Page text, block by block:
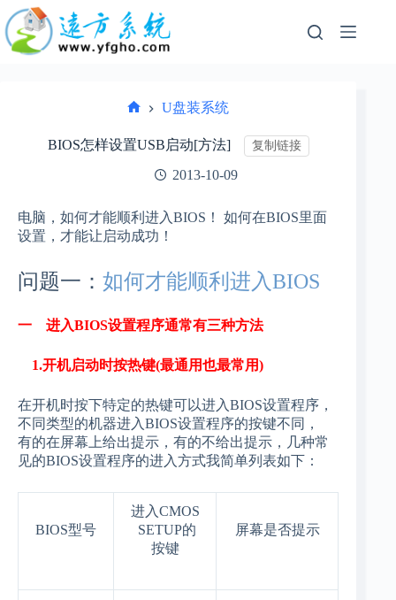
过
内
页
U盘装系统
BIOS怎样设置USB启动[方法] 复制链接
2013-10-09
电脑，如何才能顺利进入BIOS！ 如何在BIOS里面
设置，才能让启动成功！
问题一： 如何才能顺利进入BIOS
一 进入BIOS设置程序通常有三种方法
1.开机启动时按热键(最通用也最常用)
在开机时按下特定的热键可以进入BIOS设置程序，
不同类型的机器进入BIOS设置程序的按键不同，
有的在屏幕上给出提示，有的不给出提示，几种常
见的BIOS设置程序的进入方式我简单列表如下：
BIOS型号
进入CMOS
SETUP的
按键
屏幕是否提示